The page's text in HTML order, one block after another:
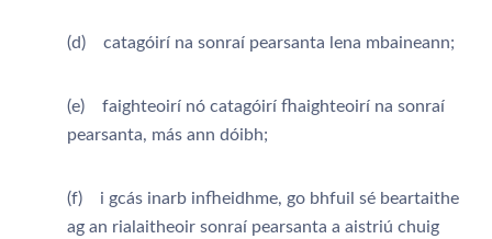
(d) catagóirí na sonraí pearsanta lena mbaineann;
(e) faighteoirí nó catagóirí fhaighteoirí na sonraí
pearsanta, más ann dóibh;
(f) i gcás inarb infheidhme, go bhfuil sé beartaithe
ag an rialaitheoir sonraí pearsanta a aistriú chuig